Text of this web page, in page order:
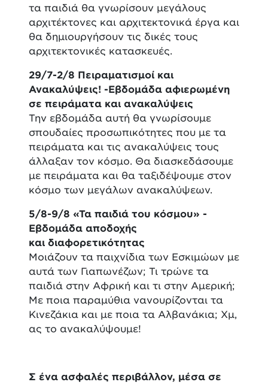
τα παιδιά θα γνωρίσουν μεγάλους
αρχιτέκτονες και αρχιτεκτονικά έργα και
θα δημιουργήσουν τις δικές τους
αρχιτεκτονικές κατασκευές.
29/7-2/8 Πειραματισμοί και
Ανακαλύψεις! -Εβδομάδα αφιερωμένη
σε πειράματα και ανακαλύψεις
Την εβδομάδα αυτή θα γνωρίσουμε
σπουδαίες προσωπικότητες που με τα
πειράματα και τις ανακαλύψεις τους
άλλαξαν τον κόσμο. Θα διασκεδάσουμε
με πειράματα και θα ταξιδέψουμε στον
κόσμο των μεγάλων ανακαλύψεων.
5/8-9/8 «Τα παιδιά του κόσμου» -
Εβδομάδα αποδοχής
και διαφορετικότητας
Μοιάζουν τα παιχνίδια των Εσκιμώων με
αυτά των Γιαπωνέζων; Τι τρώνε τα
παιδιά στην Αφρική και τι στην Αμερική;
Με ποια παραμύθια νανουρίζονται τα
Κινεζάκια και με ποια τα Αλβανάκια; Χμ,
ας το ανακαλύψουμε!
Σ ένα ασφαλές περιβάλλον, μέσα σε